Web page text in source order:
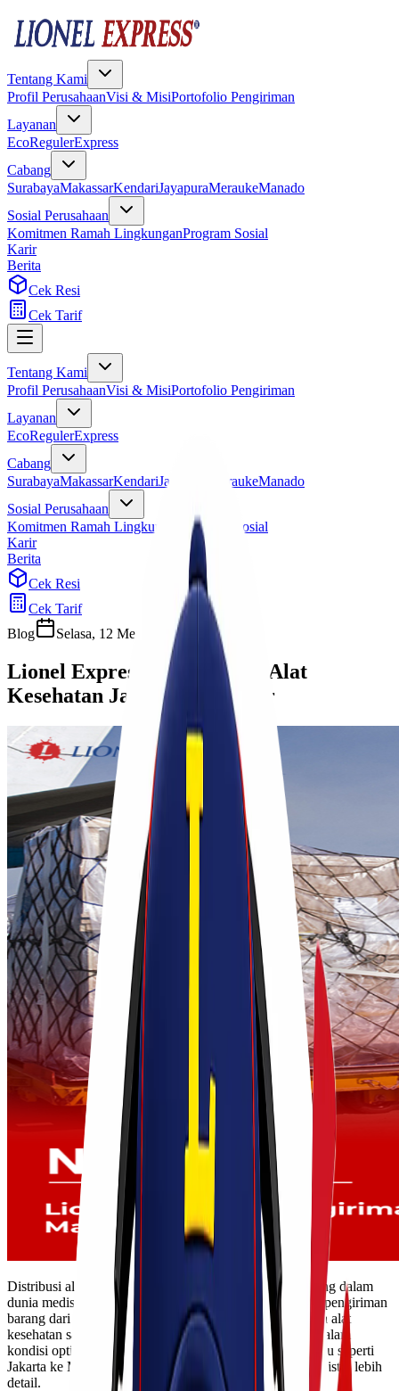
Tentang Kami
Profil PerusahaanVisi & MisiPortofolio Pengiriman
Layanan
EcoRegulerExpress
Cabang
SurabayaMakassarKendariJayapuraMeraukeManado
Sosial Perusahaan
Komitmen Ramah LingkunganProgram Sosial
Karir
Berita
Cek Resi
Cek Tarif
Tentang Kami
Profil PerusahaanVisi & MisiPortofolio Pengiriman
Layanan
EcoRegulerExpress
Cabang
SurabayaMakassarKendariJayapura MeraukeManado
Sosial Perusahaan
Komitmen Ramah Lingkungan
Program Sosial
Karir
Berita
Cek Resi
Cek Tarif
Blog
Selasa, 12 Mei 2026 Cherryn
Lionel Express: Pengiriman Alat
Kesehatan Jakarta Makassar
Distribusi alat kesehatan menjadi salah satu bagian penting dalam
dunia medis dan pelayanan kesehatan. Tidak hanya soal pengiriman
barang dari satu kota ke kota lain, tetapi juga memastikan alat
kesehatan sampai dengan aman, tepat waktu, dan tetap dalam
kondisi optimal. Apalagi untuk rute pengiriman antarpulau seperti
Jakarta ke Makassar yang membutuhkan penanganan logistik lebih
detail.